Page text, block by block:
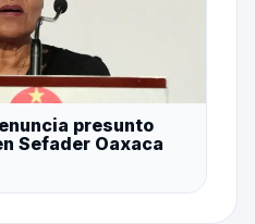
presunto
Sefader Oaxaca